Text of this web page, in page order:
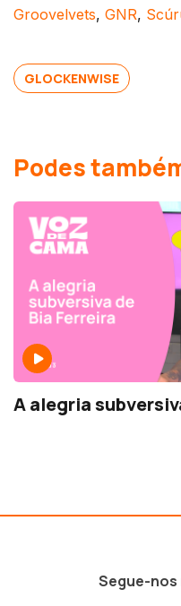
Groovelvets, GNR,
GLOCKENWISE
Podes
A alegria
Segue-nos